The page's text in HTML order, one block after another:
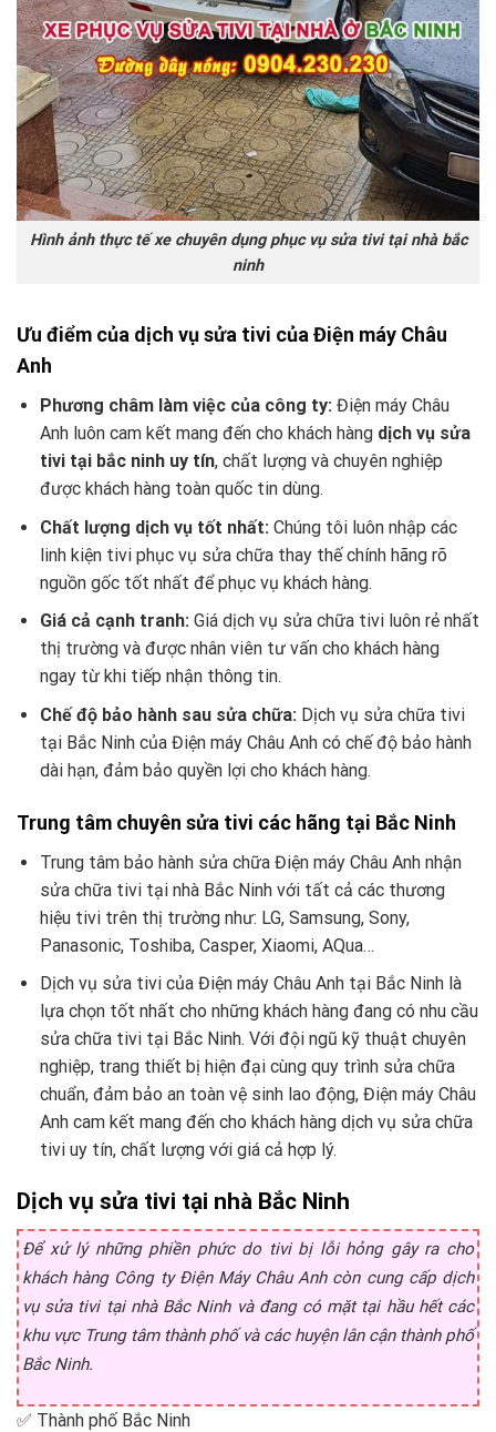
Hình ảnh thực tế xe chuyên dụng phục vụ sửa tivi tại nhà bắc
ninh
Ưu điểm của dịch vụ sửa tivi của Điện máy Châu
Anh
Phương châm làm việc của công ty:Điện máy Châu
Anh luôn cam kết mang đến cho khách hàng dịch vụ sửa
tivi tại bắc ninh uy tín, chất lượng và chuyên nghiệp
được khách hàng toàn quốc tin dùng.
Chất lượng dịch vụ tốt nhất:Chúng tôi luôn nhập các
linh kiện tivi phục vụ sửa chữa thay thế chính hãng rõ
nguồn gốc tốt nhất để phục vụ khách hàng.
Giá cả cạnh tranh:Giá dịch vụ sửa chữa tivi luôn rẻ nhất
thị trường và được nhân viên tư vấn cho khách hàng
ngay từ khi tiếp nhận thông tin.
Chế độ bảo hành sau sửa chữa:Dịch vụ sửa chữa tivi
tại Bắc Ninh của Điện máy Châu Anh có chế độ bảo hành
dài hạn, đảm bảo quyền lợi cho khách hàng.
Trung tâm chuyên sửa tivi các hãng tại Bắc Ninh
Trung tâm bảo hành sửa chữa Điện máy Châu Anh nhận
sửa chữa tivi tại nhà Bắc Ninh với tất cả các thương
hiệu tivi trên thị trường như: LG, Samsung, Sony,
Panasonic, Toshiba, Casper, Xiaomi, AQua…
Dịch vụ sửa tivi của Điện máy Châu Anh tại Bắc Ninh là
lựa chọn tốt nhất cho những khách hàng đang có nhu cầu
sửa chữa tivi tại Bắc Ninh. Với đội ngũ kỹ thuật chuyên
nghiệp, trang thiết bị hiện đại cùng quy trình sửa chữa
chuẩn, đảm bảo an toàn vệ sinh lao động, Điện máy Châu
Anh cam kết mang đến cho khách hàng dịch vụ sửa chữa
tivi uy tín, chất lượng với giá cả hợp lý.
Dịch vụ sửa tivi tại nhà Bắc Ninh
Để xử lý những phiền phức do tivi bị lỗi hỏng gây ra cho
khách hàng Công ty Điện Máy Châu Anh còn cung cấp dịch
vụ sửa tivi tại nhà Bắc Ninh và đang có mặt tại hầu hết các
khu vực Trung tâm thành phố và các huyện lân cận thành phố
Bắc Ninh.
✅ Thành phố Bắc Ninh